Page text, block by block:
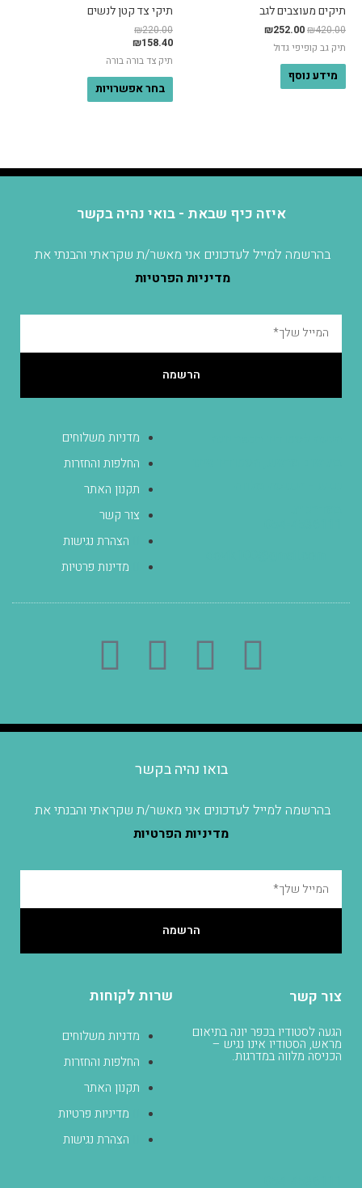
תיקים מעוצבים לגב
₪420.00
₪252.00
תיק גב קופיפי גדול
מידע נוסף
תיקי צד קטן לנשים
₪220.00
₪158.40
תיק צד בורה בורה
בחר אפשרויות
מדניות משלוחים
החלפות והחזרות
תקנון האתר
צור קשר
הצהרת נגישות
מדינות פרטיות
איזה כיף שבאת - בואי נהיה בקשר
בהרשמה למייל לעדכונים אני מאשר/ת שקראתי והבנתי את
מדיניות הפרטיות
הרשמה
שרות לקוחות
מדניות משלוחים
החלפות והחזרות
תקנון האתר
מדיניות פרטיות
הצהרת נגישות
צור קשר
הגעה לסטודיו בכפר יונה בתיאום
מראש, הסטודיו אינו נגיש –
הכניסה מלווה במדרגות.
בואו נהיה בקשר
בהרשמה למייל לעדכונים אני מאשר/ת שקראתי והבנתי את
מדיניות הפרטיות
הרשמה